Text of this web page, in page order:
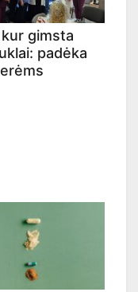
gimsta
padėka